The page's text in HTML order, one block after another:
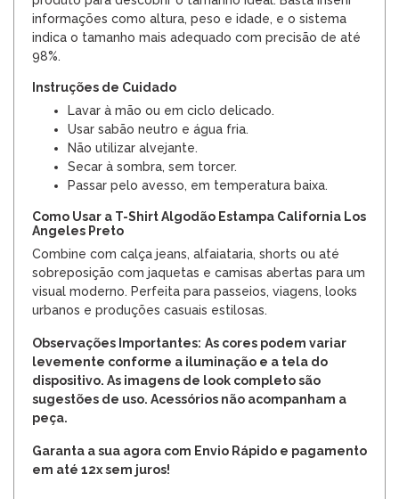
informações como altura, peso e idade, e o sistema
indica o tamanho mais adequado com precisão de até
98%.
Instruções de Cuidado
Lavar à mão ou em ciclo delicado.
Usar sabão neutro e água fria.
Não utilizar alvejante.
Secar à sombra, sem torcer.
Passar pelo avesso, em temperatura baixa.
Como Usar a T-Shirt Algodão Estampa California Los
Angeles Preto
Combine com calça jeans, alfaiataria, shorts ou até
sobreposição com jaquetas e camisas abertas para um
visual moderno. Perfeita para passeios, viagens, looks
urbanos e produções casuais estilosas.
Observações Importantes: As cores podem variar
levemente conforme a iluminação e a tela do
dispositivo. As imagens de look completo são
sugestões de uso. Acessórios não acompanham a
peça.
Garanta a sua agora com Envio Rápido e pagamento
em até 12x sem juros!